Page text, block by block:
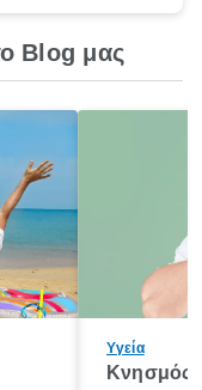
Blog μας
Υγεία
Κνησμός: